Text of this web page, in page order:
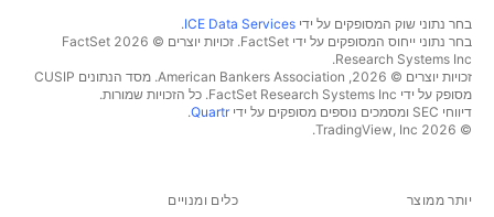
בחר נתוני שוק המסופקים על ידי ICE Data Services
.
בחר נתוני ייחוס המסופקים על ידי FactSet. זכויות יוצרים © 2026 ‏FactSet
Research Systems Inc.‏
זכויות יוצרים © 2026, ‏American Bankers Association. מסד הנתונים CUSIP
מסופק על ידי FactSet Research Systems Inc. כל הזכויות שמורות.
דיווחי SEC ומסמכים נוספים מסופקים על ידי
Quartr
.
© 2026 ‏TradingView, Inc.‏
יותר ממוצר כלים ומנויים